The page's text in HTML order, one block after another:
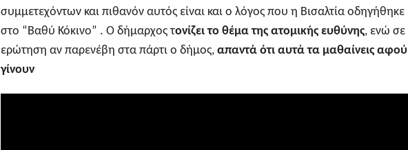
συμμετεχόντων και πιθανόν αυτός είναι και ο λόγος που η Βισαλτία οδηγήθηκε
στο “Βαθύ Κόκινο” . Ο δήμαρχος τονίζει το θέμα της ατομικής ευθύνης, ενώ σε
ερώτηση αν παρενέβη στα πάρτι ο δήμος,απαντά ότι αυτά τα μαθαίνεις αφού
γίνουν